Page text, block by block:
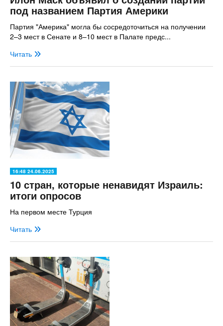
под названием Партия Америки
Партия "Америка" могла бы сосредоточиться на получении
2–3 мест в Сенате и 8–10 мест в Палате предс...
Читать
16:48 24.06.2025
10 стран, которые ненавидят Израиль:
итоги опросов
На первом месте Турция
Читать